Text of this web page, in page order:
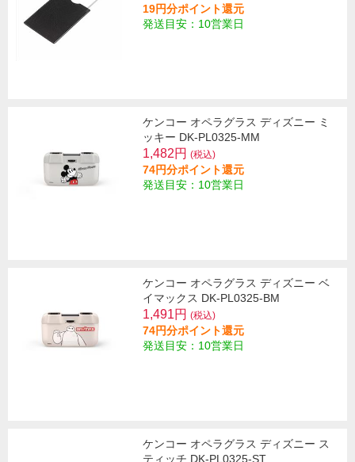
19円分ポイント還元
発送目安：10営業日
ケンコー オペラグラス ディズニー ミ
ッキー DK-PL0325-MM
1,482円 (税込)
74円分ポイント還元
発送目安：10営業日
ケンコー オペラグラス ディズニー ベ
イマックス DK-PL0325-BM
1,491円 (税込)
74円分ポイント還元
発送目安：10営業日
ケンコー オペラグラス ディズニー ス
ティッチ DK-PL0325-ST